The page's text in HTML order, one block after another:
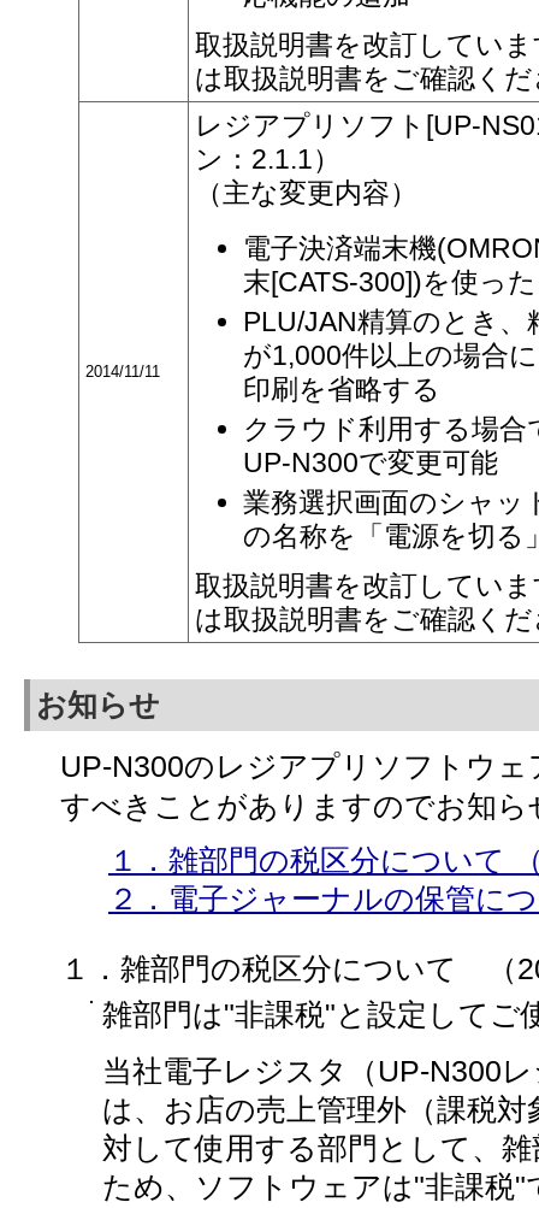
取扱説明書を改訂してい
は取扱説明書をご確認く
2014/11/11
レジアプリソフト[UP-
ン：2.1.1）
（主な変更内容）
電子決済端末機
末[CATS-300])を使っ
PLU/JAN精算のとき、
が1,000件以上の場合
印刷を省略する
クラウド利用する場合
UP-N300で変更可能
業務選択画面のシャッ
の名称を「電源を切る
取扱説明書を改訂してい
は取扱説明書をご確認く
お知らせ
UP-N300のレジアプリソフトウ
すべきことがありますのでお知ら
１．雑部門の税区分について
２．電子ジャーナルの保管に
１．雑部門の税区分について （
雑部門は"非課税"と設定してご
当社電子レジスタ（UP-N300
は、お店の売上管理外（課税
対して使用する部門として、
ため、ソフトウェアは"非課税